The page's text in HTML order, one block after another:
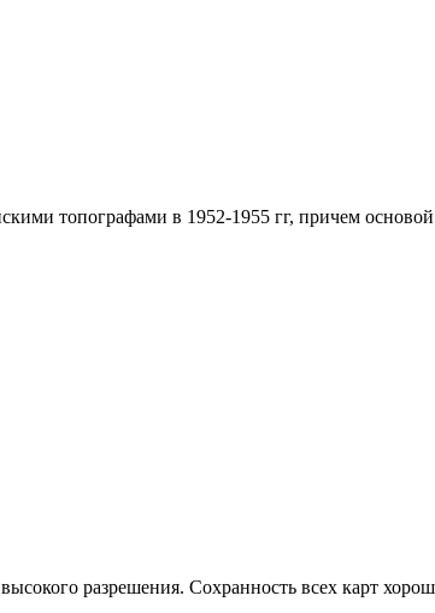
топографами в 1952-1955 гг, причем
разрешения. Сохранность всех карт